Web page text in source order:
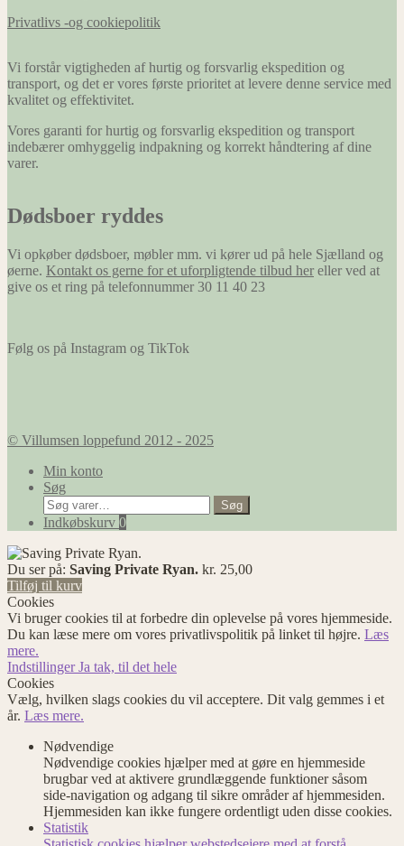
Privatlivs -og cookiepolitik
Vi forstår vigtigheden af hurtig og forsvarlig ekspedition og
transport, og det er vores første prioritet at levere denne service med
kvalitet og effektivitet.
Vores garanti for hurtig og forsvarlig ekspedition og transport
indebærer omhyggelig indpakning og korrekt håndtering af dine
varer.
Dødsboer ryddes
Vi opkøber dødsboer, møbler mm. vi kører ud på hele Sjælland og
øerne. Kontakt os gerne for et uforpligtende tilbud her eller ved at
give os et ring på telefonnummer 30 11 40 23
Følg os på Instagram og TikTok
© Villumsen loppefund 2012 - 2025
Min konto
Søg
Søg
efter:
Søg
Indkøbskurv 0
Du ser på: Saving Private Ryan. kr. 25,00
Tilføj til kurv
Cookies
Vi bruger cookies til at forbedre din oplevelse på vores hjemmeside.
Du kan læse mere om vores privatlivspolitik på linket til højre. Læs
mere.
IndstillingerJa tak, til det hele
Cookies
Vælg, hvilken slags cookies du vil acceptere. Dit valg gemmes i et
år. Læs mere.
Nødvendige
Nødvendige cookies hjælper med at gøre en hjemmeside
brugbar ved at aktivere grundlæggende funktioner såsom
side-navigation og adgang til sikre områder af hjemmesiden.
Hjemmesiden kan ikke fungere ordentligt uden disse cookies.
Statistik